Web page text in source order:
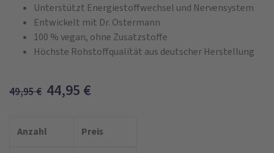
Unterstützt Energiestoffwechsel und Nervensystem
Entwickelt mit Dr. Ostermann
100 % vegan, ohne Zusatzstoffe
Höchste Rohstoffqualität aus deutscher Herstellung
49,95€ 44,95 €
Anzahl Preis